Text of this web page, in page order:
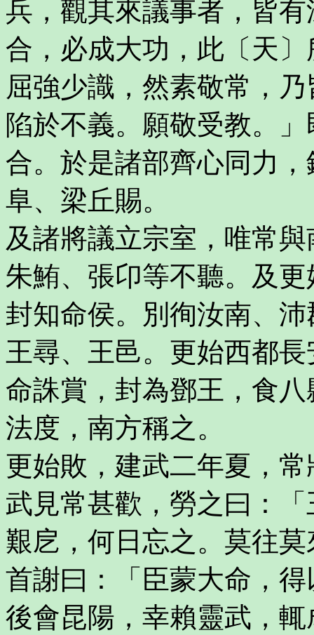
兵，觀其來議事者，皆
合，必成大功，此〔天
屈強少識，然素敬常，
陷於不義。願敬受教。
合。於是諸部齊心同力
阜、梁丘賜。
及諸將議立宗室，唯常
朱鮪、張卬等不聽。及
封知命侯。別徇汝南、
王尋、王邑。更始西都
命誅賞，封為鄧王，食
法度，南方稱之。
更始敗，建武二年夏，
武見常甚歡，勞之曰：
艱戹，何日忘之。莫往
首謝曰：「臣蒙大命，
後會昆陽，幸賴靈武，